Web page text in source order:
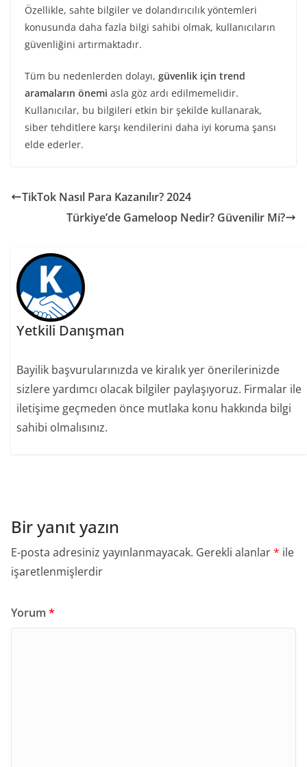
Özellikle, sahte bilgiler ve dolandırıcılık yöntemleri
konusunda daha fazla bilgi sahibi olmak, kullanıcıların
güvenliğini artırmaktadır.
Tüm bu nedenlerden dolayı, güvenlik için trend
aramaların önemi asla göz ardı edilmemelidir.
Kullanıcılar, bu bilgileri etkin bir şekilde kullanarak,
siber tehditlere karşı kendilerini daha iyi koruma şansı
elde ederler.
TikTok Nasıl Para Kazanılır? 2024
Türkiye’de Gameloop Nedir? Güvenilir Mi?
Yetkili Danışman
Bayilik başvurularınızda ve kiralık yer önerilerinizde
sizlere yardımcı olacak bilgiler paylaşıyoruz. Firmalar ile
iletişime geçmeden önce mutlaka konu hakkında bilgi
sahibi olmalısınız.
Bir yanıt yazın
E-posta adresiniz yayınlanmayacak. Gerekli alanlar* ile
işaretlenmişlerdir
Yorum *